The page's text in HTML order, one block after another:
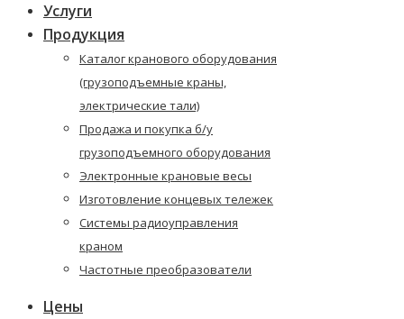
Услуги
Продукция
Каталог кранового оборудования
(грузоподъемные краны,
электрические тали)
Продажа и покупка б/у
грузоподъемного оборудования
Электронные крановые весы
Изготовление концевых тележек
Системы радиоуправления
краном
Частотные преобразователи
Цены